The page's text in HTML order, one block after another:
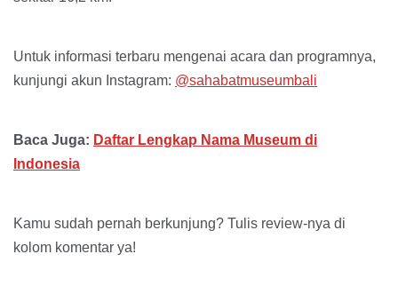
Untuk informasi terbaru mengenai acara dan programnya,
kunjungi akun Instagram: @sahabatmuseumbali
Baca Juga: Daftar Lengkap Nama Museum di
Indonesia
Kamu sudah pernah berkunjung? Tulis review-nya di
kolom komentar ya!